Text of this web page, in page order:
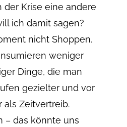
der Krise eine andere
ich damit sagen?
nicht Shoppen.
weniger
Dinge, die man
gezielter und vor
Zeitvertreib.
– das könnte uns